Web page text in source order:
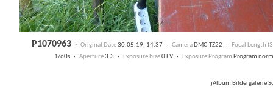
P1070963 · Original Date30.05.19, 14:37 · CameraDMC-TZ22 · Focal Length
1/60s · Aperture3.3 · Exposure bias0 EV · Exposure Program Program
jAlbum Bildergalerie